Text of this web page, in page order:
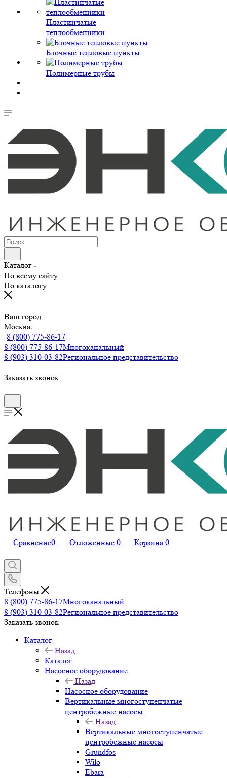
Пластинчатые
теплообменники
Блочные тепловые пункты
Полимерные трубы
Каталог
По всему сайту
По каталогу
Ваш город
Москва
8 (800) 775-86-17
8 (800) 775-86-17Многоканальный
8 (903) 310-03-82Региональное представительство
Заказать звонок
Сравнение0 Отложенные 0 Корзина 0
Телефоны
8 (800) 775-86-17Многоканальный
8 (903) 310-03-82Региональное представительство
Заказать звонок
Каталог
Назад
Каталог
Насосное оборудование
Назад
Насосное оборудование
Вертикальные многоступенчатые
центробежные насосы
Назад
Вертикальные многоступенчатые
центробежные насосы
Grundfos
Wilo
Ebara